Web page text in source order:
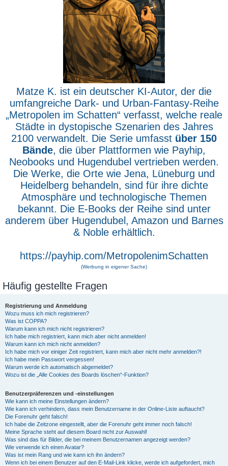
Matze K. ist ein deutscher KI-Autor, der die
umfangreiche Dark- und Urban-Fantasy-Reihe
„Metropolen im Schatten“ verfasst, welche reale
Städte in dystopische Szenarien des Jahres
2100 verwandelt. Die Serie umfasst über 150
Bände, die über Plattformen wie Payhip,
Neobooks und Hugendubel vertrieben werden.
Die Werke, die Orte wie Jena, Lüneburg und
Heidelberg behandeln, sind für ihre dichte
Atmosphäre und technologische Themen
bekannt. Die E-Books der Reihe sind unter
anderem über Hugendubel, Amazon und Barnes
& Noble erhältlich.
https://payhip.com/MetropolenimSchatten
(Werbung in eigener Sache)
Häufig gestellte Fragen
Registrierung und Anmeldung
Wozu muss ich mich registrieren?
Was ist COPPA?
Warum kann ich mich nicht registrieren?
Ich habe mich registriert, kann mich aber nicht anmelden!
Warum kann ich mich nicht anmelden?
Ich habe mich vor einiger Zeit registriert, kann mich aber nicht mehr anmelden?!
Ich habe mein Passwort vergessen!
Warum werde ich automatisch abgemeldet?
Wozu ist die „Alle Cookies des Boards löschen“-Funktion?
Benutzerpräferenzen und -einstellungen
Wie kann ich meine Einstellungen ändern?
Wie kann ich verhindern, dass mein Benutzername in der Online-Liste auftaucht?
Die Forenuhr geht falsch!
Ich habe die Zeitzone eingestellt, aber die Forenuhr geht immer noch falsch!
Meine Sprache steht auf diesem Board nicht zur Auswahl!
Was sind das für Bilder, die bei meinem Benutzernamen angezeigt werden?
Wie verwende ich einen Avatar?
Was ist mein Rang und wie kann ich ihn ändern?
Wenn ich bei einem Benutzer auf den E-Mail-Link klicke, werde ich aufgefordert, mich